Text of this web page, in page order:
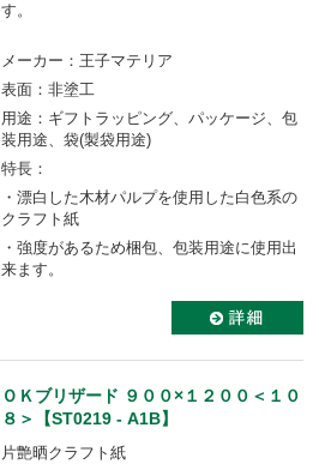
す。
メーカー：王子マテリア
表面：非塗工
用途：ギフトラッピング、パッケージ、包
装用途、袋(製袋用途)
特長：
・漂白した木材パルプを使用した白色系の
クラフト紙
・強度があるため梱包、包装用途に使用出
来ます。
ＯＫブリザード ９００×１２００＜１０
８＞【ST0219 - A1B】
片艶晒クラフト紙